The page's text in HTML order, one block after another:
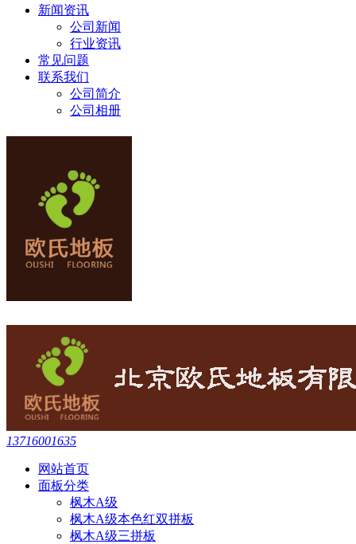
新闻资讯
公司新闻
行业资讯
常见问题
联系我们
公司简介
公司相册
13716001635
网站首页
面板分类
枫木A级
枫木A级本色红双拼板
枫木A级三拼板